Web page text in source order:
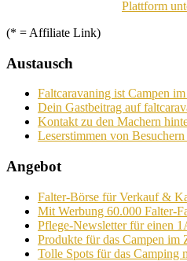
Plattform
(* = Affiliate Link)
Austausch
Faltcaravaning ist Campen
Dein Gastbeitrag auf
Kontakt zu den Machern
Leserstimmen von
Angebot
Falter-Börse für Verkauf &
Mit Werbung 60.000 Falter-
Pflege-Newsletter für einen
Produkte für das Campen im
Tolle Spots für das Camping